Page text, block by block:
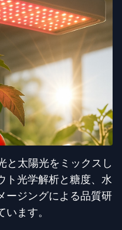
と太陽光をミックスし
ト光学解析と糖度、水
ージングによる品質研
ます。